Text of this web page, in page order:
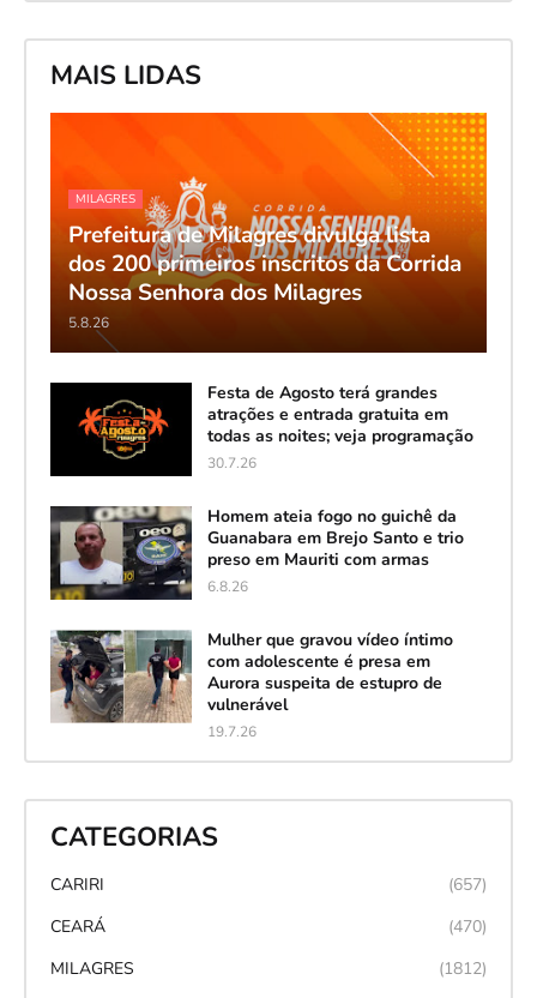
MAIS LIDAS
MILAGRES
Prefeitura de Milagres divulga lista
dos 200 primeiros inscritos da Corrida
Nossa Senhora dos Milagres
5.8.26
Festa de Agosto terá grandes
atrações e entrada gratuita em
todas as noites; veja programação
30.7.26
Homem ateia fogo no guichê da
Guanabara em Brejo Santo e trio
preso em Mauriti com armas
6.8.26
Mulher que gravou vídeo íntimo
com adolescente é presa em
Aurora suspeita de estupro de
vulnerável
19.7.26
CATEGORIAS
CARIRI
(657)
CEARÁ
(470)
MILAGRES
(1812)